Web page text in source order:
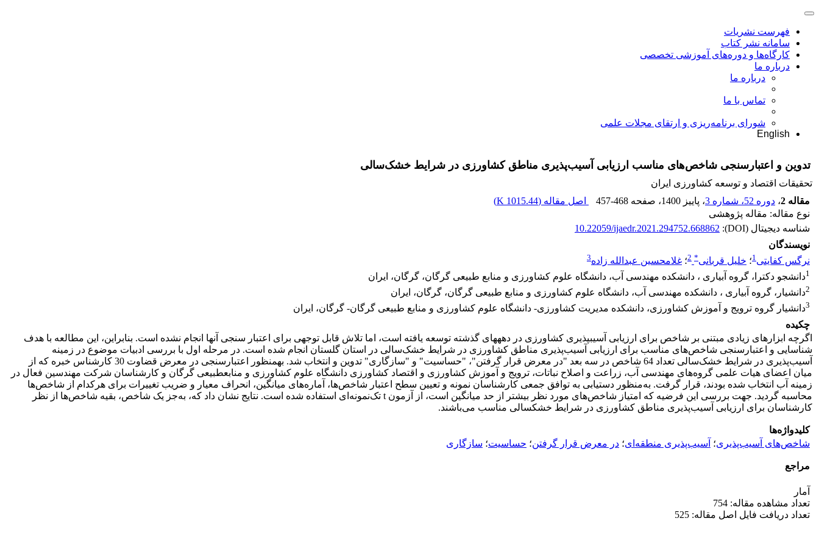
فهرست نشریات
سامانه نشر کتاب
کارگاه‌ها و دوره‌های آموزشی تخصصی
درباره ما
درباره ما
تماس با ما
شورای برنامه‌ریزی و ارتقای مجلات علمی
English
تدوین و اعتبارسنجی شاخص‌های مناسب ارزیابی آسیب‌پذیری مناطق کشاورزی در شرایط خشک‌سالی
تحقیقات اقتصاد و توسعه کشاورزی ایران
مقاله 2
، دوره 52، شماره 3 ، پاییز 1400 ، صفحه 457-468 اصل مقاله (1015.44 K
)
نوع مقاله: مقاله پژوهشی
شناسه دیجیتال (DOI):
10.22059/ijaedr.2021.294752.668862
نویسندگان
نرگس کفایتی1؛ خلیل قربانی*
2؛ غلامحسین عبدالله زاده3
1دانشجو دکترا، گروه آبیاری ، دانشکده مهندسی آب، دانشگاه علوم کشاورزی و منابع طبیعی گرگان، گرگان، ایران
2دانشیار، گروه آبیاری ، دانشکده مهندسی آب، دانشگاه علوم کشاورزی و منابع طبیعی گرگان، گرگان، ایران
3دانشیار گروه ترویج و آموزش کشاورزی، دانشکده مدیریت کشاورزی- دانشگاه علوم کشاورزی و منابع طبیعی گرگان- گرگان، ایران
چکیده
اگرچه ابزارهای زیادی مبتنی بر شاخص برای ارزیابی آسیب­پذیری کشاورزی در دهه­های گذشته توسعه یافته است، اما تلاش قابل توجهی برای اعتبار سنجی آنها انجام نشده است. بنابراین، این مطالعه با هدف
شناسایی و اعتبارسنجی شاخص‌های مناسب برای ارزیابی آسیب‌پذیری مناطق کشاورزی در شرایط خشک‌سالی در استان گلستان انجام ‌شده است. در مرحله اول با بررسی ادبیات موضوع در زمینه
آسیب‌پذیری در شرایط خشک‌سالی تعداد 64 شاخص در سه بعد "در معرض قرار گرفتن"، "حساسیت" و "سازگاری" تدوین و انتخاب شد. به­منظور اعتبارسنجی در معرض قضاوت 30 کارشناس خبره که از
میان اعضای هیات علمی گروه‌های مهندسی آب، زراعت و اصلاح نباتات، ترویج و آموزش کشاورزی و اقتصاد کشاورزی دانشگاه علوم کشاورزی و منابع­طبیعی گرگان و کارشناسان شرکت مهندسین فعال در
زمینه آب انتخاب ‌شده بودند، قرار گرفت. به‌­منظور دستیابی به توافق جمعی کارشناسان نمونه و تعیین سطح اعتبار شاخص‌ها، آماره‌های میانگین، انحراف معیار و ضریب تغییرات برای هرکدام از شاخص‌ها
محاسبه گردید. جهت بررسی این فرضیه که امتیاز شاخص‌های مورد نظر بیش­تر از حد میانگین است، از آزمون t تک‌نمونه‌ای استفاده شده است. نتایج نشان داد که، به‌جز یک شاخص، بقیه شاخص‌ها از نظر
کارشناسان برای ارزیابی آسیب‌پذیری مناطق کشاورزی در شرایط خشک­سالی مناسب می‌باشند.
کلیدواژه‌ها
شاخص‌های آسیب‌پذیری؛ آسیب‌پذیری منطقه‌ای؛ در معرض قرار گرفتن؛ حساسیت؛ سازگاری
مراجع
آمار
تعداد مشاهده مقاله: 754
تعداد دریافت فایل اصل مقاله: 525